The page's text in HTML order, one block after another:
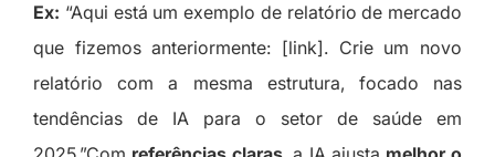
Ex: “Aqui está um exemplo de relatório de mercado
que fizemos anteriormente: [link]. Crie um novo
relatório com a mesma estrutura, focado nas
tendências de IA para o setor de saúde em